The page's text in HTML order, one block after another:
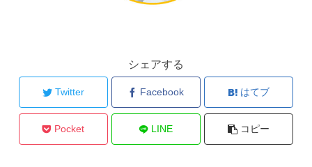
シェアする
Twitter Facebook はてブ
Pocket LINE コピー